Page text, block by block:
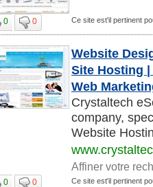
0 0 Ce site est'il pertinent
Website
Site Hosting
Web
Crystaltech
company,
Website
Affiner votre
0 0 Ce site est'il pertinent